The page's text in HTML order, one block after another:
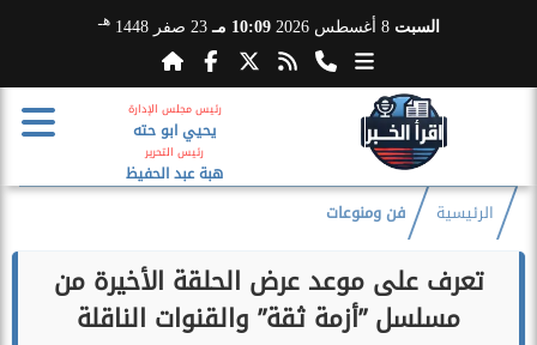
السبت 8 أغسطس 2026 10:09 مـ 23 صفر 1448 هـ
رئيس مجلس الإدارة
يحيي ابو حته
رئيس التحرير
هبة عبد الحفيظ
الرئيسية فن ومنوعات
تعرف على موعد عرض الحلقة الأخيرة من
مسلسل ”أزمة ثقة” والقنوات الناقلة